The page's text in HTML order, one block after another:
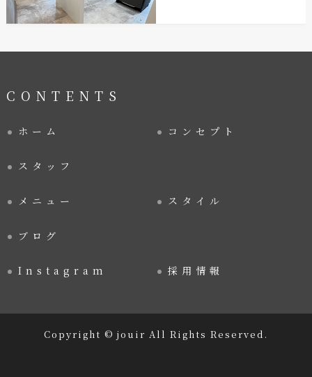
CONTENTS
ホーム コンセプト
スタッフ
メニュー スタイル
ブログ
Instagram 採用情報
Copyright © jouir All Rights Reserved.